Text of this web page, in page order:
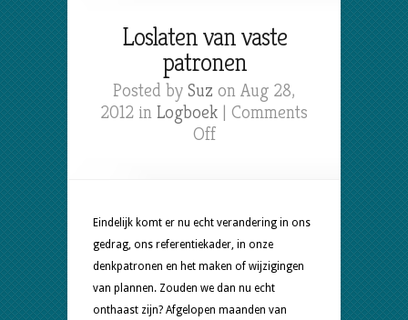
Loslaten van vaste
patronen
Posted by Suz on Aug 28,
2012 in Logboek | Comments
Offon
patronen
Eindelijk komt er nu echt verandering in ons
gedrag, ons referentiekader, in onze
denkpatronen en het maken of wijzigingen
van plannen. Zouden we dan nu echt
onthaast zijn? Afgelopen maanden van